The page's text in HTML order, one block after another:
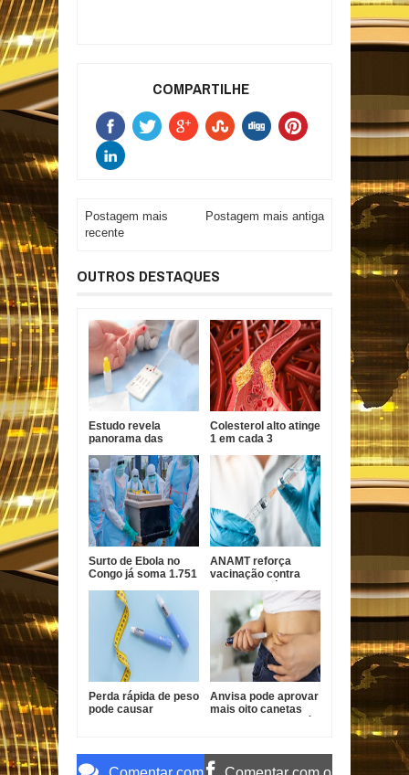
COMPARTILHE
Postagem mais
recente
Postagem mais antiga
OUTROS DESTAQUES
Estudo revela
panorama das
Brasil e aponta
desafios para
eliminação até 2030
Colesterol alto atinge
1 em cada 3
evoluir sem
Surto de Ebola no
Congo já soma 1.751
ANAMT reforça
vacinação contra
em São Paulo
Perda rápida de peso
pode causar
Anvisa pode aprovar
mais oito canetas